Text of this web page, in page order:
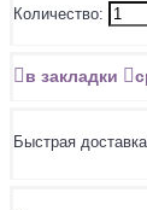
Количество:
в закладки
Быстрая